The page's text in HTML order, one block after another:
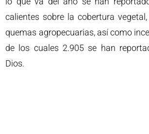
calientes sobre la cobertura
quemas agropecuarias, así como
de los cuales 2.905 se han
Dios.